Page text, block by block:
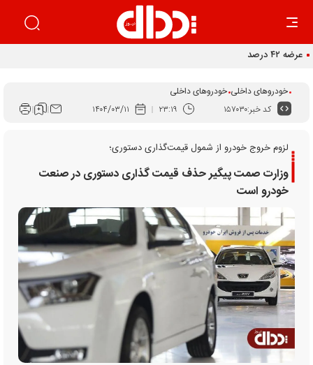
عرضه ۴۲ درصدی سهام تودلی سایپا
خودروهای داخلی خودروهای داخلی
کد خبر:۱۵۷۰۳۰ ۲۳:۱۹ ۱۴۰۴/۰۳/۱۱
لزوم خروج خودرو از شمول قیمت‌گذاری دستوری؛
وزارت صمت پیگیر حذف قیمت گذاری دستوری در صنعت
خودرو است